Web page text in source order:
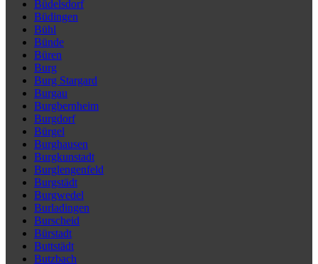
Büdelsdorf
Büdingen
Bühl
Bünde
Büren
Burg
Burg Stargard
Burgau
Burgbernheim
Burgdorf
Bürgel
Burghausen
Burgkunstadt
Burglengenfeld
Burgstädt
Burgwedel
Burladingen
Burscheid
Bürstadt
Buttstädt
Butzbach